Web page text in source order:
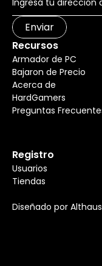
Enviar
Recursos
Armador de PC
Bajaron de Precio
Acerca de
HardGamers
Preguntas
Registro
Usuarios
Tiendas
Diseñado por